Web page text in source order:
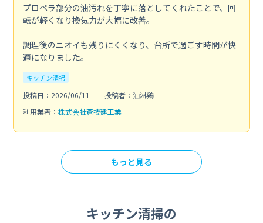
プロペラ部分の油汚れを丁寧に落としてくれたことで、回
転が軽くなり換気力が大幅に改善。
調理後のニオイも残りにくくなり、台所で過ごす時間が快
適になりました。
キッチン清掃
投稿日：2026/06/11
投稿者：油淋鶏
利用業者： 株式会社蒼技建工業
もっと見る
キッチン清掃の